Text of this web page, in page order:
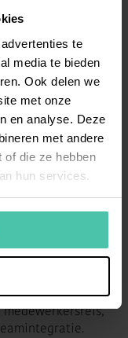
te
media te bieden
Ook delen we
met onze
en analyse. Deze
met andere
of die ze hebben
hun services.
van
vacatures.
informatie
talent
duidelijke
gebruikt
toezicht op de
aanname neemt
en
naadloze